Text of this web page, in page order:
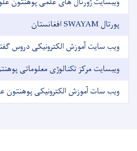
پورتال SWAYAM افغانستان
ویب سایت آموزش الکترونیکی دروس
ویبسایت مرکز تکنالوژی معلوماتی
ویب سات آموزش الکترونیکی پوهنتون